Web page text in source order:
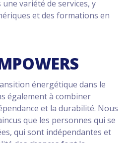
variété de services, y
et des formations en
énergétique dans le
également à combiner
et la durabilité. Nous
que les personnes qui se
qui sont indépendantes et